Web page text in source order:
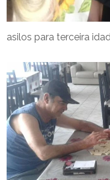
asilos para terceira